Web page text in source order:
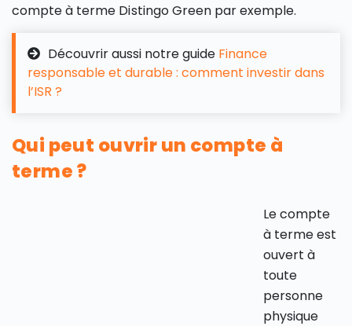
compte à terme Distingo Green par exemple.
Découvrir aussi notre guide Finance
responsable et durable : comment investir dans
l’ISR ?
Qui peut ouvrir un compte à
terme ?
Le compte
à terme est
ouvert à
toute
personne
physique